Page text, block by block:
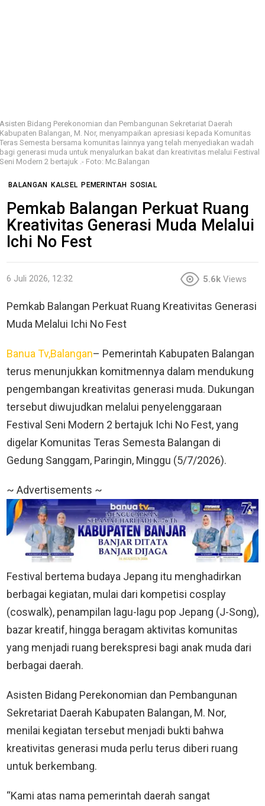
Asisten Bidang Perekonomian dan Pembangunan Sekretariat Daerah
Kabupaten Balangan, M. Nor, menyampaikan apresiasi kepada Komunitas
Teras Semesta bersama komunitas lainnya yang telah menyediakan wadah
bagi generasi muda untuk menyalurkan bakat dan kreativitas melalui Festival
Seni Modern 2 bertajuk .- Foto: Mc.Balangan
BALANGAN KALSEL PEMERINTAH SOSIAL
Pemkab Balangan Perkuat Ruang
Kreativitas Generasi Muda Melalui
Ichi No Fest
6 Juli 2026, 12:32 5.6k Views
Pemkab Balangan Perkuat Ruang Kreativitas Generasi
Muda Melalui Ichi No Fest
Banua Tv,Balangan– Pemerintah Kabupaten Balangan
terus menunjukkan komitmennya dalam mendukung
pengembangan kreativitas generasi muda. Dukungan
tersebut diwujudkan melalui penyelenggaraan
Festival Seni Modern 2 bertajuk Ichi No Fest, yang
digelar Komunitas Teras Semesta Balangan di
Gedung Sanggam, Paringin, Minggu (5/7/2026).
~ Advertisements ~
Festival bertema budaya Jepang itu menghadirkan
berbagai kegiatan, mulai dari kompetisi cosplay
(coswalk), penampilan lagu-lagu pop Jepang (J-Song),
bazar kreatif, hingga beragam aktivitas komunitas
yang menjadi ruang berekspresi bagi anak muda dari
berbagai daerah.
Asisten Bidang Perekonomian dan Pembangunan
Sekretariat Daerah Kabupaten Balangan, M. Nor,
menilai kegiatan tersebut menjadi bukti bahwa
kreativitas generasi muda perlu terus diberi ruang
untuk berkembang.
“Kami atas nama pemerintah daerah sangat